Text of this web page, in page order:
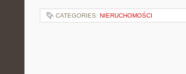
CATEGORIES: NIERUCHOMOŚCI